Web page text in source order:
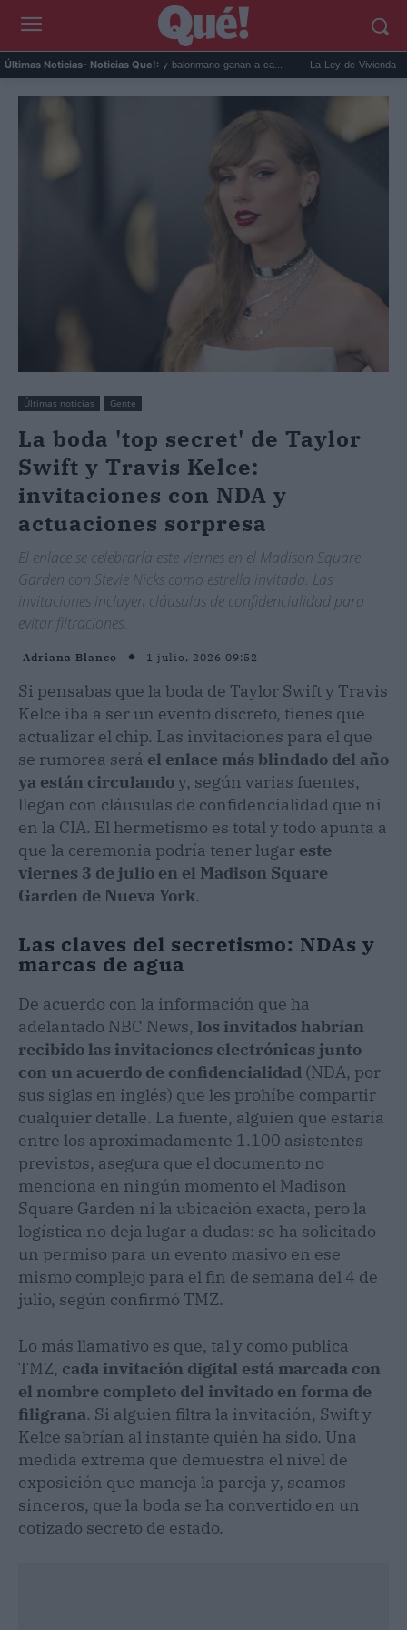
Últimas Noticias- Noticias Que!:
salud ósea: fútbol y balonmano ganan a ca... La Ley de Vivienda impide
Últimas noticias Gente
La boda 'top secret' de Taylor
Swift y Travis Kelce:
invitaciones con NDA y
actuaciones sorpresa
El enlace se celebraría este viernes en el Madison Square
Garden con Stevie Nicks como estrella invitada. Las
invitaciones incluyen cláusulas de confidencialidad para
evitar filtraciones.
Adriana Blanco 1 julio, 2026 09:52
Si pensabas que la boda de Taylor Swift y Travis
Kelce iba a ser un evento discreto, tienes que
actualizar el chip. Las invitaciones para el que
se rumorea será el enlace más blindado del año
ya están circulandoy, según varias fuentes,
llegan con cláusulas de confidencialidad que ni
en la CIA. El hermetismo es total y todo apunta a
que la ceremonia podría tener lugar este
viernes 3 de julio en el Madison Square
Garden de Nueva York.
Las claves del secretismo: NDAs y
marcas de agua
De acuerdo con la información que ha
adelantado NBC News, los invitados habrían
recibido las invitaciones electrónicas junto
con un acuerdo de confidencialidad (NDA, por
sus siglas en inglés) que les prohíbe compartir
cualquier detalle. La fuente, alguien que estaría
entre los aproximadamente 1.100 asistentes
previstos, asegura que el documento no
menciona en ningún momento el Madison
Square Garden ni la ubicación exacta, pero la
logística no deja lugar a dudas: se ha solicitado
un permiso para un evento masivo en ese
mismo complejo para el fin de semana del 4 de
julio, según confirmó TMZ.
Lo más llamativo es que, tal y como publica
TMZ, cada invitación digital está marcada con
el nombre completo del invitado en forma de
filigrana. Si alguien filtra la invitación, Swift y
Kelce sabrían al instante quién ha sido. Una
medida extrema que demuestra el nivel de
exposición que maneja la pareja y, seamos
sinceros, que la boda se ha convertido en un
cotizado secreto de estado.